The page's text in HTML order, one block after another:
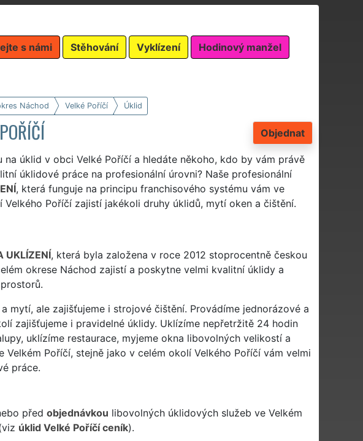
s námi Stěhování Vyklízení Hodinový manžel
Náchod Velké Poříčí Úklid
Objednat
na úklid v obci Velké Poříčí a hledáte někoho, kdo by vám právě
úklidové práce na profesionální úrovni? Naše profesionální
, která funguje na principu franchisového systému vám ve
Velkého Poříčí zajistí jakékoli druhy úklidů, mytí oken a čištění.
UKLÍZENÍ, která byla založena v roce 2012 stoprocentně českou
okrese Náchod zajistí a poskytne velmi kvalitní úklidy a
mytí, ale zajišťujeme i strojové čištění. Provádíme jednorázové a
zajišťujeme i pravidelné úklidy. Uklízíme nepřetržitě 24 hodin
uklízíme restaurace, myjeme okna libovolných velikostí a
Poříčí, stejně jako v celém okolí Velkého Poříčí vám velmi
práce.
před objednávkou libovolných úklidových služeb ve Velkém
úklid Velké Poříčí ceník).